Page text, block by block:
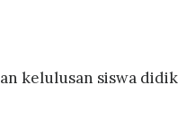
kelulusan siswa didik